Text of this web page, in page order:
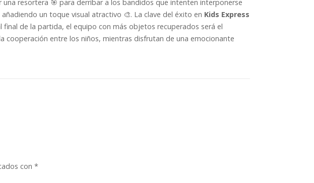
resortera 🎯 para derribar a los bandidos que intenten interponerse
un toque visual atractivo 🎨. La clave del éxito en Kids Express
de la partida, el equipo con más objetos recuperados será el
cooperación entre los niños, mientras disfrutan de una emocionante
con *